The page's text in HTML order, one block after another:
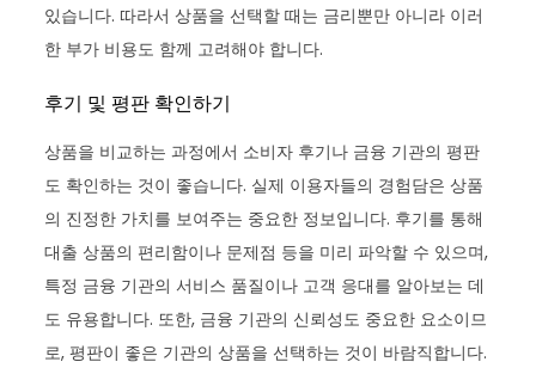
있습니다. 따라서 상품을 선택할 때는 금리뿐만 아니라 이러
한 부가 비용도 함께 고려해야 합니다.
후기 및 평판 확인하기
상품을 비교하는 과정에서 소비자 후기나 금융 기관의 평판
도 확인하는 것이 좋습니다. 실제 이용자들의 경험담은 상품
의 진정한 가치를 보여주는 중요한 정보입니다. 후기를 통해
대출 상품의 편리함이나 문제점 등을 미리 파악할 수 있으며,
특정 금융 기관의 서비스 품질이나 고객 응대를 알아보는 데
도 유용합니다. 또한, 금융 기관의 신뢰성도 중요한 요소이므
로, 평판이 좋은 기관의 상품을 선택하는 것이 바람직합니다.